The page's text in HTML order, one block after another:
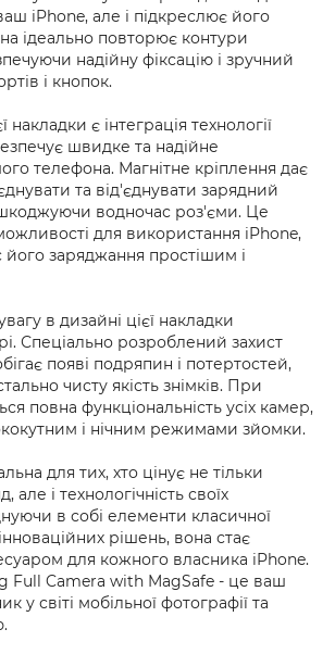
iPhone, але і підкреслює його
ідеально повторює контури
надійну фіксацію і зручний
і кнопок.
накладки є інтеграція технології
швидке та надійне
телефона. Магнітне кріплення дає
та від'єднувати зарядний
водночас роз'єми. Це
для використання iPhone,
заряджання простішим і
в дизайні цієї накладки
Спеціально розроблений захист
появі подряпин і потертостей,
чисту якість знімків. При
повна функціональність усіх камер,
і нічним режимами зйомки.
для тих, хто цінує не тільки
але і технологічність своїх
в собі елементи класичної
рішень, вона стає
для кожного власника iPhone.
Full Camera with MagSafe - це ваш
у світі мобільної фотографії та